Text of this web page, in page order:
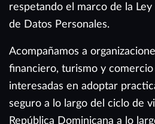
respetando el marco de la
de Datos Personales.
Acompañamos a
financiero, turismo y
interesadas en adoptar
seguro a lo largo del ciclo de
República Dominicana a lo